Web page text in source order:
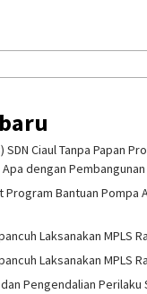
SDN Ciaul Tanpa Papan
dengan Pembangunan
Program Bantuan Pompa
Laksanakan MPLS
Laksanakan MPLS
Pengendalian Perilaku